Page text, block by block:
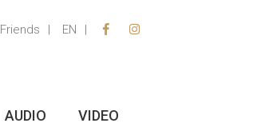
Friends EN
AUDIO VIDEO